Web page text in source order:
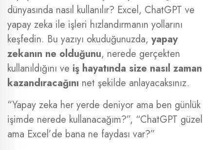
dünyasında nasıl kullanılır? Excel, ChatGPT ve
yapay zeka ile işleri hızlandırmanın yollarını
keşfedin. Bu yazıyı okuduğunuzda, yapay
zekanın ne olduğunu, nerede gerçekten
kullanıldığını ve iş hayatında size nasıl zaman
kazandıracağını net şekilde anlayacaksınız.
“Yapay zeka her yerde deniyor ama ben günlük
işimde nerede kullanacağım?”, “ChatGPT güzel
ama Excel’de bana ne faydası var?”